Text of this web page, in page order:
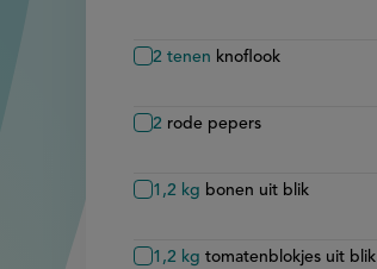
2 tenen knoflook
2 rode pepers
1,2 kg bonen uit blik
1,2 kg tomatenblokjes uit blik